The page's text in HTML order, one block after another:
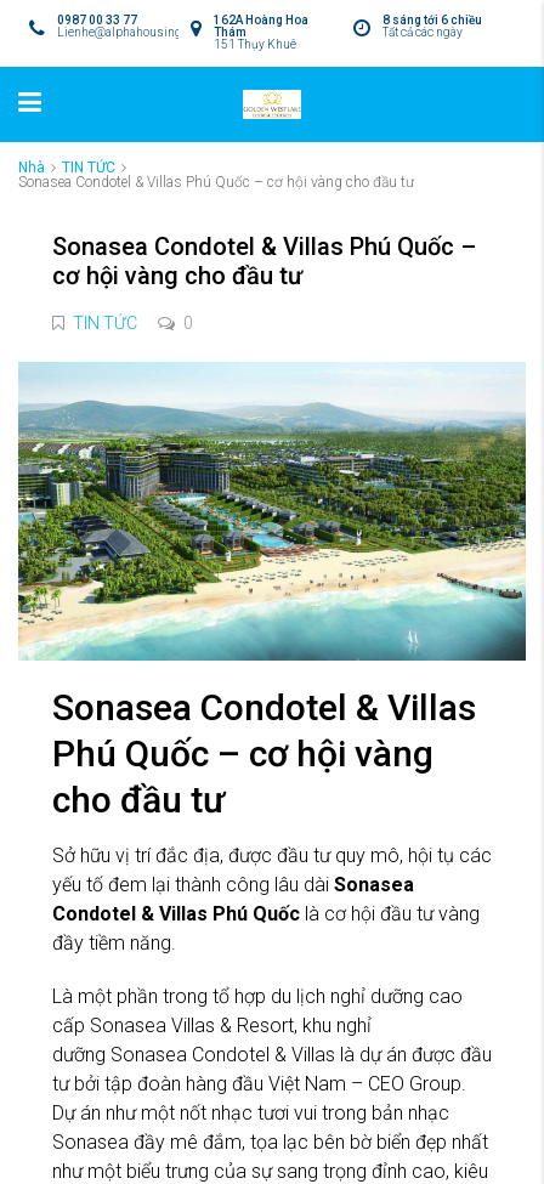
8 sáng tới 6 chiều
Tất cả các ngày
162A Hoàng Hoa
Thám
151 Thụy Khuê
0987 00 33 77
Lienhe@alphahousing.vn
Nhà
TIN TỨC
Sonasea Condotel & Villas Phú Quốc – cơ hội vàng cho đầu tư
Sonasea Condotel & Villas Phú Quốc –
cơ hội vàng cho đầu tư
TIN TỨC 0
Sonasea Condotel & Villas
Phú Quốc – cơ hội vàng
cho đầu tư
Sở hữu vị trí đắc địa, được đầu tư quy mô, hội tụ các
yếu tố đem lại thành công lâu dài Sonasea
Condotel & Villas Phú Quốc là cơ hội đầu tư vàng
đầy tiềm năng.
Là một phần trong tổ hợp du lịch nghỉ dưỡng cao
cấp Sonasea Villas & Resort, khu nghỉ
dưỡng Sonasea Condotel & Villas là dự án được đầu
tư bởi tập đoàn hàng đầu Việt Nam – CEO Group.
Dự án như một nốt nhạc tươi vui trong bản nhạc
Sonasea đầy mê đắm, tọa lạc bên bờ biển đẹp nhất
như một biểu trưng của sự sang trọng đỉnh cao, kiêu